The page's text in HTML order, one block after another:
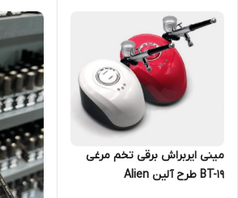
مینی ایربراش برقی تخم مرغی
BT-19 طرح آلین Alien